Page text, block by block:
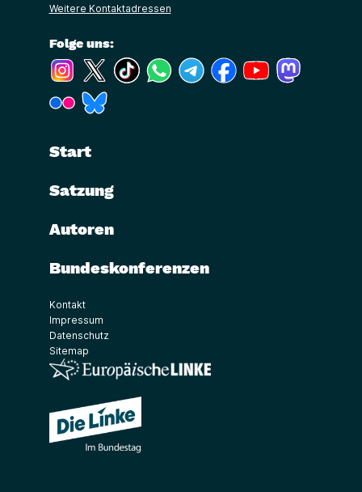
Weitere Kontaktadressen
Folge uns:
(Link öffnet ein neues Fenster)
(Link öffnet ein neues Fenster)
(Link öffnet ein neues Fenster)
(Link öffnet ein neues Fenster)
(Link öffnet ein neues Fenster)
(Link öffnet ein neues
(Link öffnet ein
(Link öffnet ein neues Fenster)
Start
Satzung
Autoren
Bundeskonferenzen
Kontakt
Impressum
Datenschutz
Sitemap
(Link öffnet ein neues Fenster)